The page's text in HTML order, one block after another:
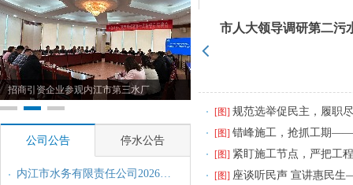
招商引资企业参观内江市第三水厂
公司公告 停水公告
[2026-07-21]
内江市水务有限责任公司2026-2029年度电磁水表采购项目采购公告
[2026-07-21]
内江城区第一第二污水处理厂及配套主干管网更新改造工程项目材料设备（不锈钢管道）采购项目采购公告变更公告
[2026-07-14]
内江市水务有限责任公司2026-2029年度电磁水表采购项目结果公告
[2026-08-04]
内江市水务有限责任公司2026-2029年度电磁水表采购项目更正公告
[2026-01-05]

一劳动奖状” 市人大领导调研第二污
[图] 规范选举促民主，履职尽
[图] 错峰施工，抢抓工期——
[图] 紧盯施工节点，严把工
[图] 座谈听民声 宣讲惠民